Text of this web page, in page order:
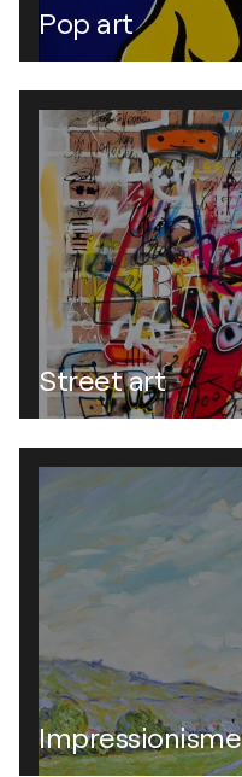
Pop art
Street art
Impressionisme